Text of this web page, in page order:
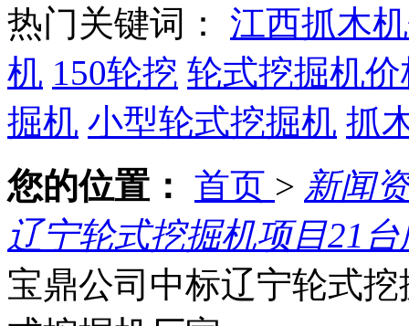
热门关键词： 江西抓木
机 150轮挖 轮式挖掘机
掘机 小型轮式挖掘机 抓
您的位置： 首页 > 新闻
辽宁轮式挖掘机项目21
宝鼎公司中标辽宁轮式